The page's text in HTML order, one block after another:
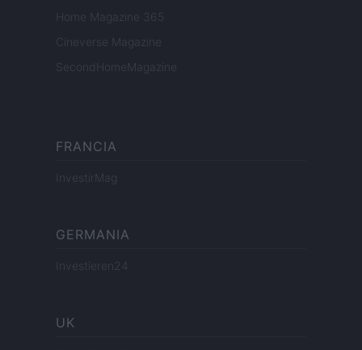
Home Magazine 365
Cineverse Magazine
SecondHomeMagazine
FRANCIA
InvestirMag
GERMANIA
Investieren24
UK